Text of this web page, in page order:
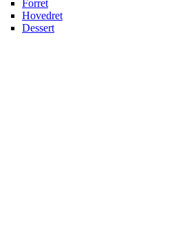
Forret
Hovedret
Dessert